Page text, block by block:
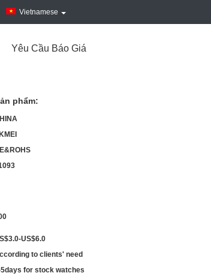
Vietnamese
Yêu Cầu Báo Giá
phẩm:
US$6.0
to clients' need
for stock watches